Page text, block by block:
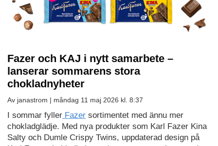
Fazer och KAJ i nytt samarbete –
lanserar sommarens stora
chokladnyheter
Av janastrom | måndag 11 maj 2026 kl. 8:37
I sommar fyller Fazer sortimentet med ännu mer
chokladglädje. Med nya produkter som Karl Fazer Kina
Salty och Dumle Crispy Twins, uppdaterad design på